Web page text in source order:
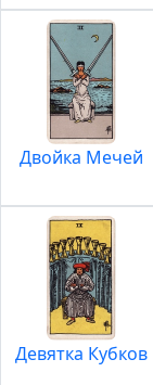
Двойка Мечей
Девятка Кубков